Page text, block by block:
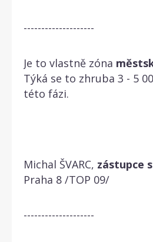
--------------------
Je to vlastně zóna
Týká se to zhruba 3 - 5
této fázi.
Michal ŠVARC, zástupce
Praha 8 /TOP 09/
--------------------